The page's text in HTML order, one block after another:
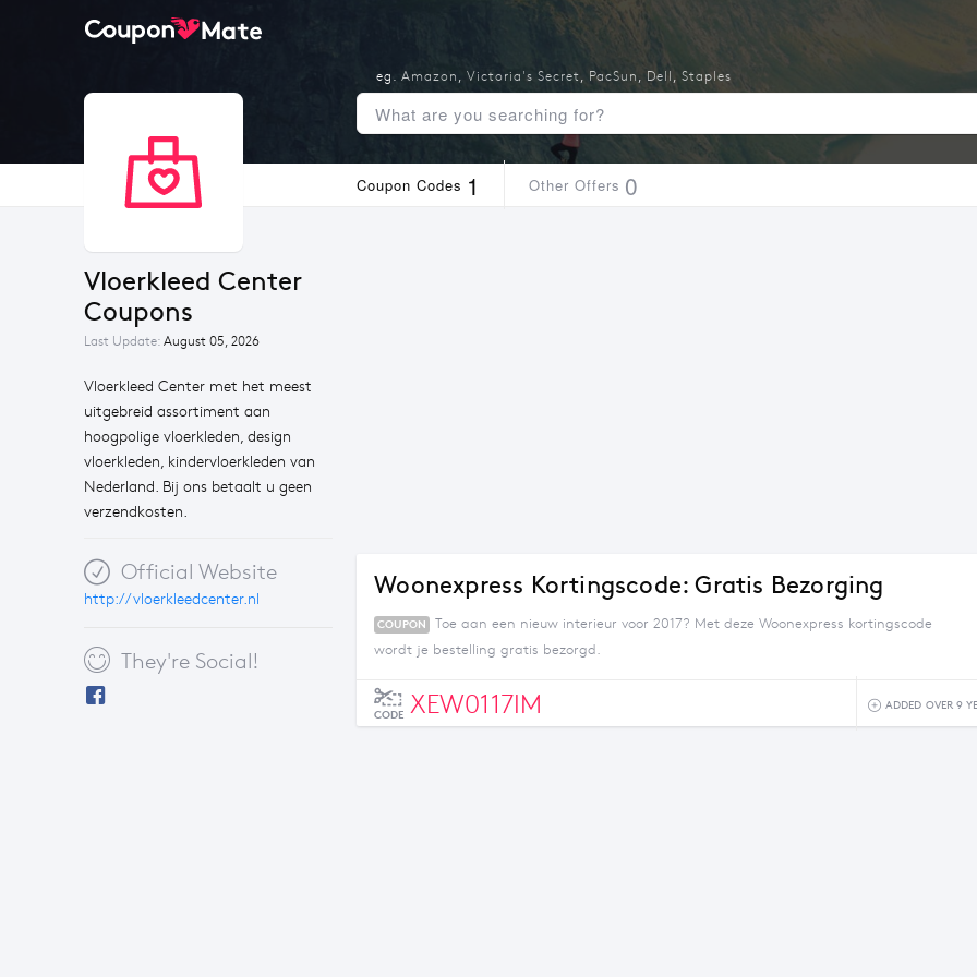
Coupon Codes 1 Other Offers 0
Vloerkleed Center
Coupons
Last Update: August 05, 2026
Vloerkleed Center met het meest
uitgebreid assortiment aan
hoogpolige vloerkleden, design
vloerkleden, kindervloerkleden van
Nederland. Bij ons betaalt u geen
verzendkosten.
Official Website
http://vloerkleedcenter.nl
They're Social!
eg. Amazon , Victoria's Secret, PacSun , Dell , Staples
Woonexpress Kortingscode: Gratis Bezorging
COUPON
Toe aan een nieuw interieur voor 2017? Met deze Woonexpress kortingscode
wordt je bestelling gratis bezorgd.
CODE XEW0117IM ADDED OVER 9